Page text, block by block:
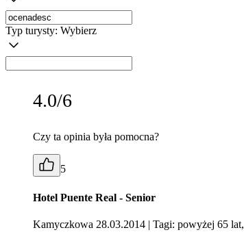
Typ turysty: Wybierz
4.0/6
Czy ta opinia była pomocna?
5
Hotel Puente Real - Senior
Kamyczkowa 28.03.2014 | Tagi: powyżej 65